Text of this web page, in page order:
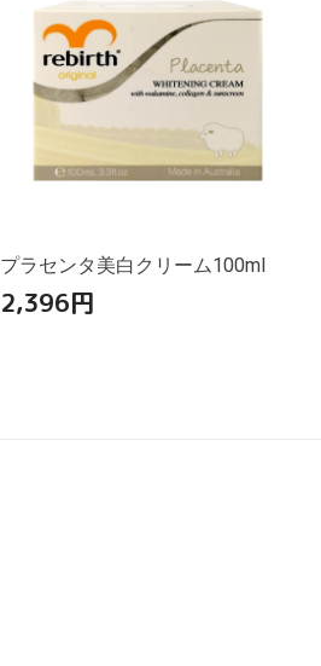
プラセンタ美白クリーム100ml
2,396円